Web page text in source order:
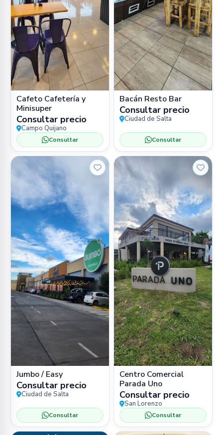
Cafeto Cafetería y
Minisuper
Consultar precio
Campo Quijano
Consultar
Bacán Resto Bar
Consultar precio
Ciudad de Salta
Consultar
Jumbo / Easy
Consultar precio
Ciudad de Salta
Consultar
Centro Comercial
Parada Uno
Consultar precio
San Lorenzo
Consultar